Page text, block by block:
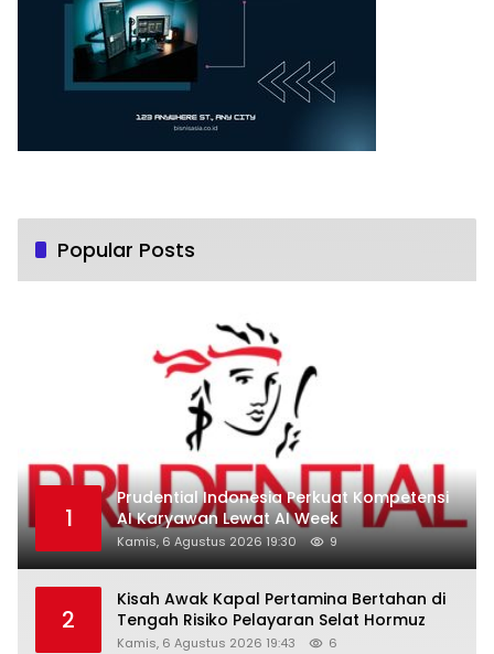
Popular Posts
1
Prudential Indonesia Perkuat Kompetensi
AI Karyawan Lewat AI Week
Kamis, 6 Agustus 2026 19:30 9
2
Kisah Awak Kapal Pertamina Bertahan di
Tengah Risiko Pelayaran Selat Hormuz
Kamis, 6 Agustus 2026 19:43 6